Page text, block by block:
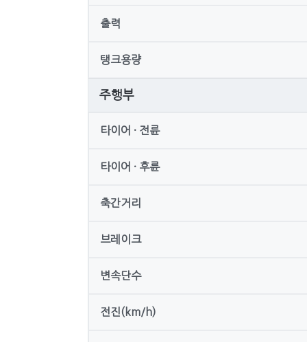
출력
탱크용량
주행부
타이어 · 전륜
타이어 · 후륜
축간거리
브레이크
변속단수
전진(km/h)